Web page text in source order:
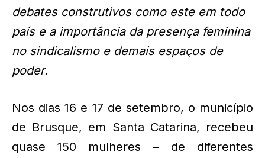
debates construtivos como este em todo
país e a importância da presença feminina
no sindicalismo e demais espaços de
poder.
Nos dias 16 e 17 de setembro, o município
de Brusque, em Santa Catarina, recebeu
quase 150 mulheres – de diferentes